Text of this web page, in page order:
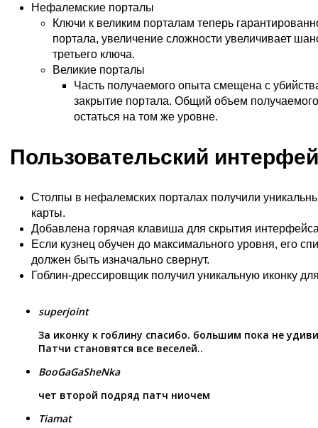
Нефалемские порталы
Ключи к великим порталам теперь
портала, увеличение сложности увеличивает
третьего ключа.
Великие порталы
Часть получаемого опыта смещена с
закрытие портала. Общий объем
остаться на том же уровне.
Пользовательский
Столпы в нефалемских порталах получили
карты.
Добавлена горячая клавиша для скрытия
Если кузнец обучен до максимального уровня, его
должен быть изначально свернут.
Гоблин-дрессировщик получил уникальную иконку
superjoint
За иконку к гоблину спасибо. большим пока не
Патчи становятся все веселей..
BooGaGaSheNka
чет второй подряд патч ниочем
Tiamat